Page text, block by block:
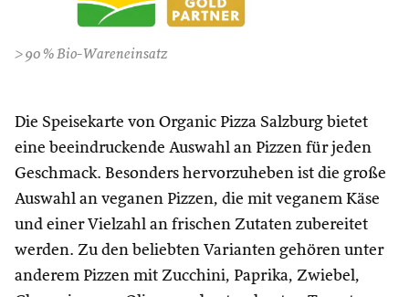
> 90 % Bio-Wareneinsatz
Die Speisekarte von Organic Pizza Salzburg bietet
eine beeindruckende Auswahl an Pizzen für jeden
Geschmack. Besonders hervorzuheben ist die große
Auswahl an veganen Pizzen, die mit veganem Käse
und einer Vielzahl an frischen Zutaten zubereitet
werden. Zu den beliebten Varianten gehören unter
anderem Pizzen mit Zucchini, Paprika, Zwiebel,